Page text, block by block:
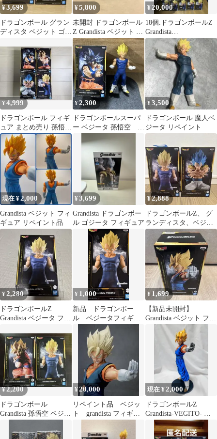
¥3,699
ドラゴンボール グラン
ディスタ ベジット ゴジ
¥5,800
未開封 ドラゴンボール
Z Grandista ベジット 魔
人ベジータ G×materia
ベジータ フィギュア ま
とめ【WS2383-003】
¥ 20,000
18個.ドラゴンボールZ
Grandista
MAJINVEGETA フィギ
ュア
¥4,999
ドラゴンボール フィギ
ュア まとめ売り 孫悟空
ゴジータ 魔人ベジータ
4点
¥2,300
ドラゴンボールスーパ
ー ベジータ 孫悟空 フ
¥3,500
ドラゴンボール 魔人ベ
ジータ リペイント
現在 ¥2,000
Grandista ベジット フィ
ギュア リペイント品
¥3,699
Grandista ドラゴンボー
ル ゴジータ フィギュア
¥2,888
ドラゴンボールZ、 グ
ランディスタ、ベジー
タ、ゴジータ、フィギ
ュアセット【2個】
¥2,280
ドラゴンボールZ
Grandista ベジータ フィ
¥ 1,000
新品 ドラゴンボー
ル ベジータフィギュ
ア 約25cm BANDAI
¥ 1,699
【新品未開封】
Grandista ベジット フィ
ギュア
¥2,200
ドラゴンボール
Grandista 孫悟空 ベジー
¥20,000
リペイント品 ベジッ
ト grandista フィギュ
一番くじ
現在 ¥2,000
ドラゴンボールZ
Grandista-VEGITO- リ
ペイント